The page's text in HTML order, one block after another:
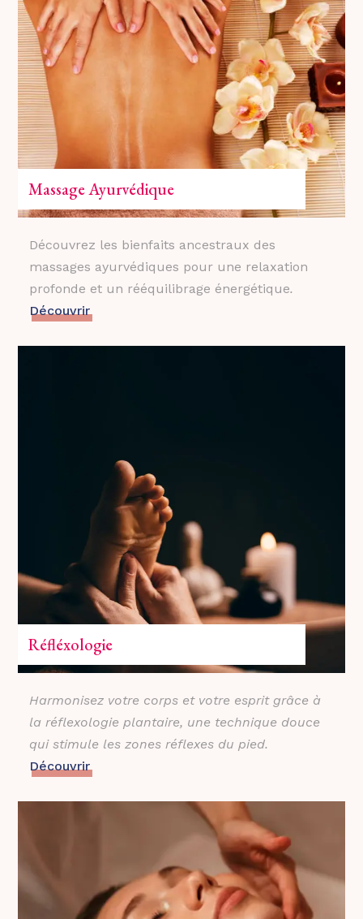
Massage Ayurvédique
Découvrez les bienfaits ancestraux des
massages ayurvédiques pour une relaxation
profonde et un rééquilibrage énergétique.
Découvrir
Réfléxologie
Harmonisez votre corps et votre esprit grâce à
la réflexologie plantaire, une technique douce
qui stimule les zones réflexes du pied.
Découvrir